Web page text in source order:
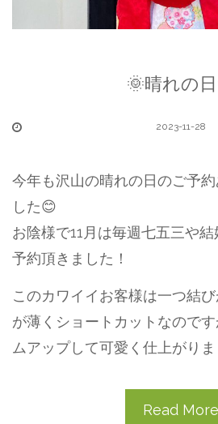
🌞晴れの
2023-11-28
今年も沢山の晴れの日のご予
した😊
お陰様で11月は毎週七五三や
予約頂きました！
このカワイイお客様は一つ結
が薄くショートカットなので
ムアップして可愛く仕上がり
Read More